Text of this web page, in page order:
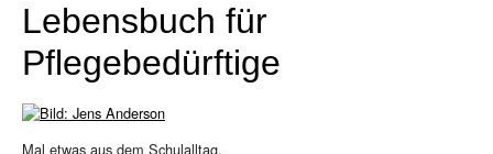
Lebensbuch für
Pflegebedürftige
Mal etwas aus dem Schulalltag,